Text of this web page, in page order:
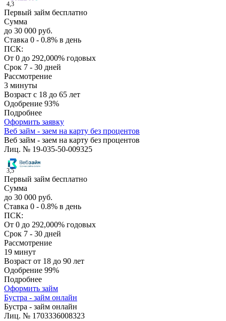
4,3
Первый займ бесплатно
Сумма
до 30 000 руб.
Ставка 0 - 0.8% в день
ПСК:
От 0 до 292,000% годовых
Срок 7 - 30 дней
Рассмотрение
3 минуты
Возраст с 18 до 65 лет
Одобрение 93%
Подробнее
Оформить заявку
Веб займ - заем на карту без процентов
Веб займ - заем на карту без процентов
Лиц. № 19-035-50-009325
3,5
Первый займ бесплатно
Сумма
до 30 000 руб.
Ставка 0 - 0.8% в день
ПСК:
От 0 до 292,000% годовых
Срок 7 - 30 дней
Рассмотрение
19 минут
Возраст от 18 до 90 лет
Одобрение 99%
Подробнее
Оформить займ
Бустра - займ онлайн
Бустра - займ онлайн
Лиц. № 1703336008323